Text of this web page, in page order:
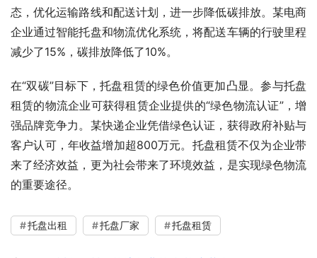
态，优化运输路线和配送计划，进一步降低碳排放。某电商
企业通过智能托盘和物流优化系统，将配送车辆的行驶里程
减少了15%，碳排放降低了10%。
在“双碳”目标下，托盘租赁的绿色价值更加凸显。参与托盘
租赁的物流企业可获得租赁企业提供的“绿色物流认证”，增
强品牌竞争力。某快递企业凭借绿色认证，获得政府补贴与
客户认可，年收益增加超800万元。托盘租赁不仅为企业带
来了经济效益，更为社会带来了环境效益，是实现绿色物流
的重要途径。
托盘出租 托盘厂家 托盘租赁